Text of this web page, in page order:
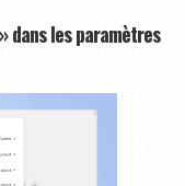
dans les paramètres